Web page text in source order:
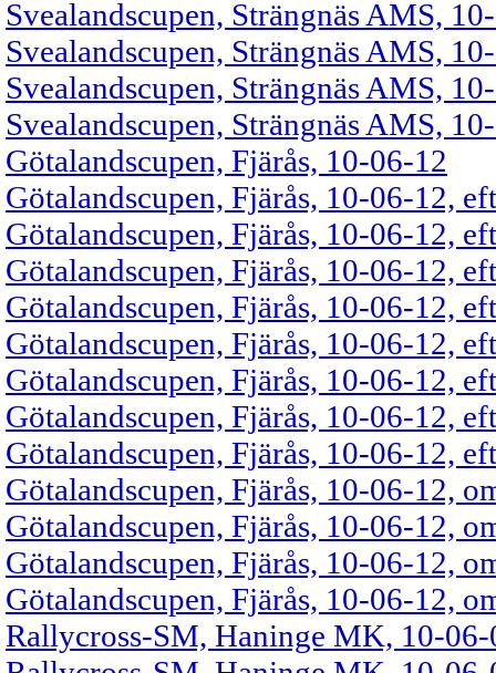
Svealandscupen, Strängnäs AMS,
Svealandscupen, Strängnäs AMS,
Svealandscupen, Strängnäs AMS,
Svealandscupen, Strängnäs AMS,
Götalandscupen, Fjärås, 10-06-12
Götalandscupen, Fjärås, 10-06-12,
Götalandscupen, Fjärås, 10-06-12,
Götalandscupen, Fjärås, 10-06-12,
Götalandscupen, Fjärås, 10-06-12,
Götalandscupen, Fjärås, 10-06-12,
Götalandscupen, Fjärås, 10-06-12,
Götalandscupen, Fjärås, 10-06-12,
Götalandscupen, Fjärås, 10-06-12,
Götalandscupen, Fjärås, 10-06-12,
Götalandscupen, Fjärås, 10-06-12,
Götalandscupen, Fjärås, 10-06-12,
Götalandscupen, Fjärås, 10-06-12,
Rallycross-SM, Haninge MK, 10-06-